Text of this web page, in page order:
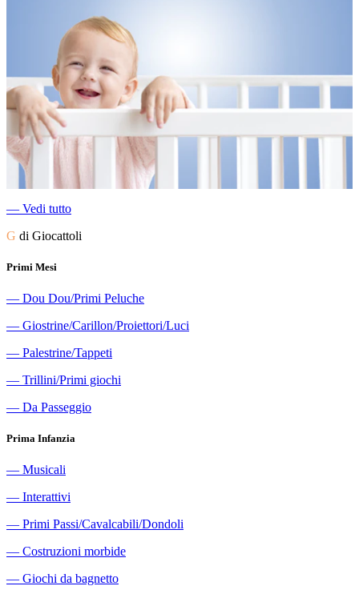
― Vedi tutto
G di Giocattoli
Primi Mesi
― Dou Dou/Primi Peluche
― Giostrine/Carillon/Proiettori/Luci
― Palestrine/Tappeti
― Trillini/Primi giochi
― Da Passeggio
Prima Infanzia
― Musicali
― Interattivi
― Primi Passi/Cavalcabili/Dondoli
― Costruzioni morbide
― Giochi da bagnetto